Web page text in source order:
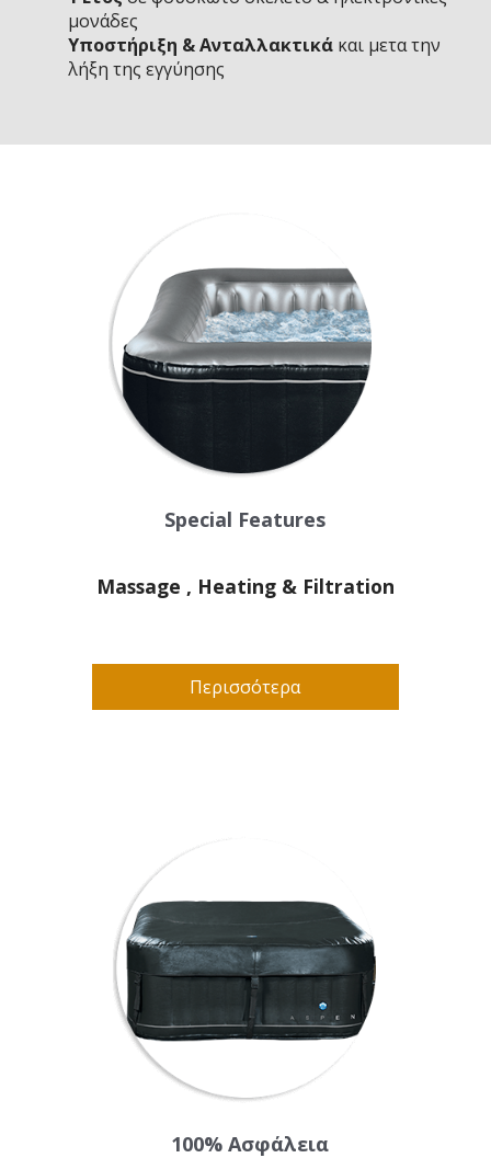
μονάδες
Υποστήριξη & Ανταλλακτικάκαι μετα την
λήξη της εγγύησης
Special Features
Massage , Heating & Filtration
Περισσότερα
100% Ασφάλεια